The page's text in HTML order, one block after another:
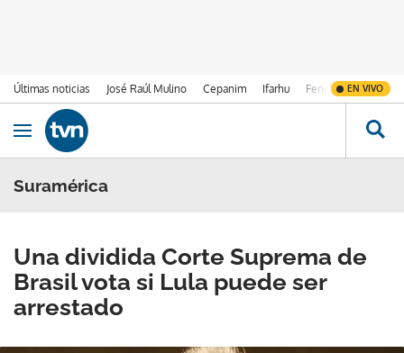
Últimas noticias José Raúl Mulino Cepanim Ifarhu Fenómeno de El
EN VIVO
Ir al contenido
Obrir navegació
Suramérica
Una dividida Corte Suprema de
Brasil vota si Lula puede ser
arrestado